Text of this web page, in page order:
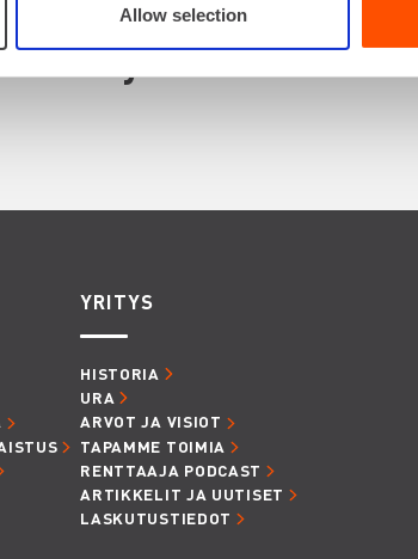
Allow selection
myös
YRITYS
HISTORIA
URA
ARVOT JA VISIOT
TAPAMME TOIMIA
RENTTAAJA PODCAST
ARTIKKELIT JA UUTISET
LASKUTUSTIEDOT